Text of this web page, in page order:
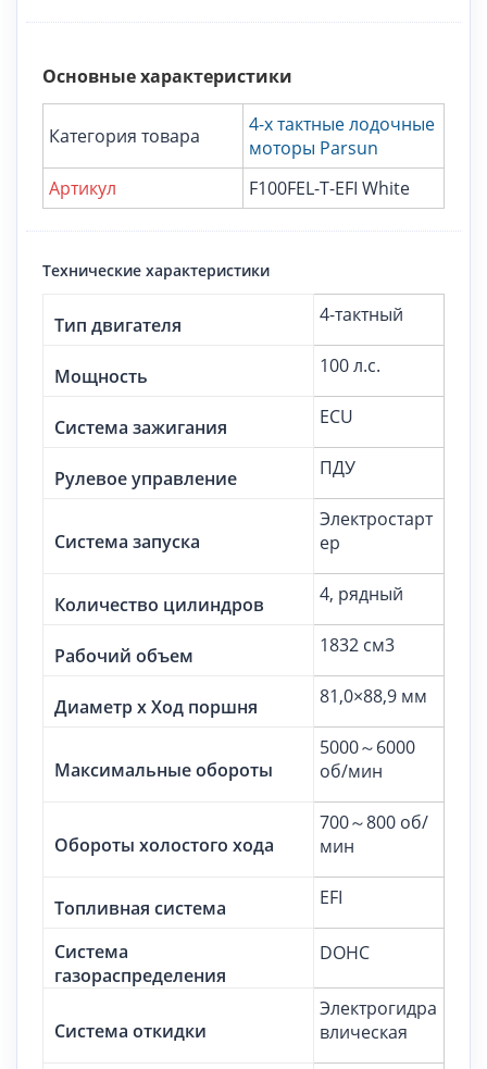
Основные характеристики
Категория товара
4-х тактные лодочные
моторы Parsun
Артикул
F100FEL-T-EFI White
Технические характеристики
Тип двигателя 4-тактный
Мощность 100 л.с.
Система зажигания ECU
Рулевое управление ПДУ
Система запуска
Электростарт
ер
Количество цилиндров 4, рядный
Рабочий объем 1832 см3
Диаметр х Ход поршня 81,0×88,9 мм
Максимальные обороты
5000～6000
об/мин
Обороты холостого хода
700～800 об/
мин
Топливная система EFI
Система
газораспределения
DOHC
Система откидки
Электрогидра
влическая